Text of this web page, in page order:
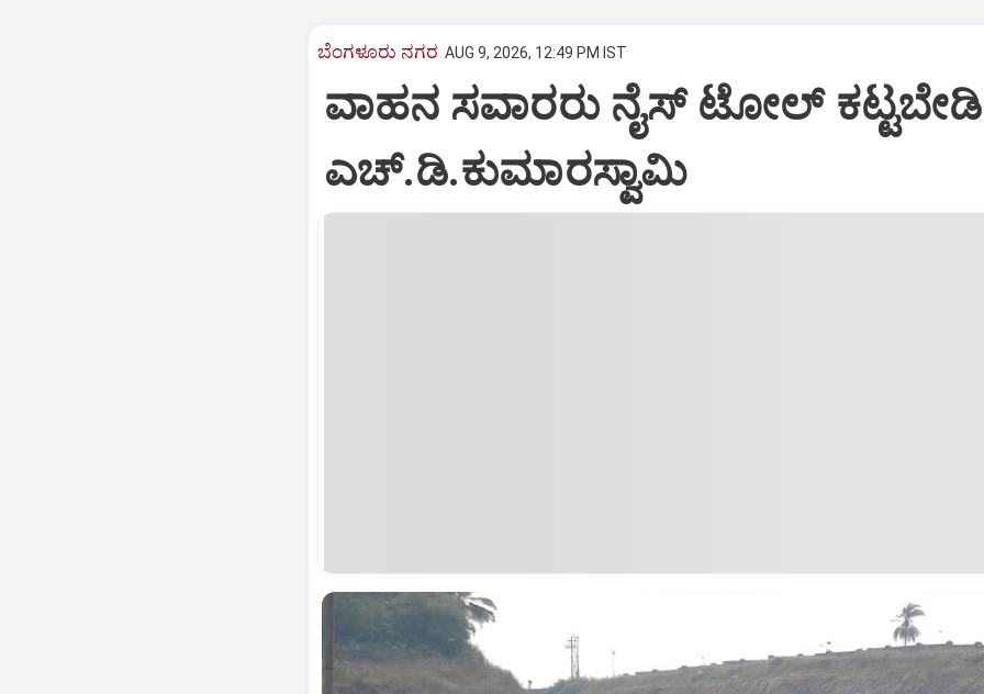
ಬೆಂಗಳೂರು ನಗರ AUG 9, 2026, 12:49 PM IST
ವಾಹನ ಸವಾರರು ನೈಸ್‌ ಟೋಲ್‌
ಎಚ್‌.ಡಿ.ಕುಮಾರಸ್ವಾಮಿ